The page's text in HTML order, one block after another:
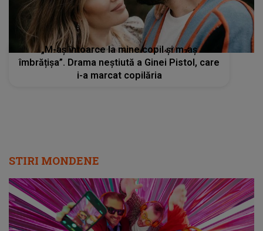
„M-aș întoarce la mine copil și m-aș
îmbrățișa”. Drama neștiută a Ginei Pistol, care
i-a marcat copilăria
STIRI MONDENE